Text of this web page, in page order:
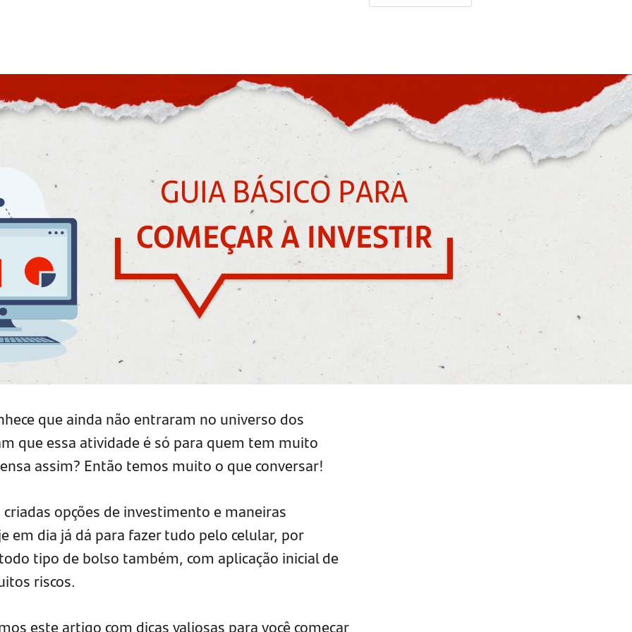
que ainda não entraram no universo dos
que essa atividade é só para quem tem muito
assim? Então temos muito o que conversar!
opções de investimento e maneiras
em dia já dá para fazer tudo pelo celular, por
tipo de bolso também, com aplicação inicial de
riscos.
este artigo com dicas valiosas para você começar